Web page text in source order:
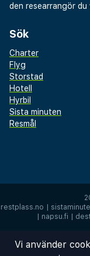
den researrangör
Sök
Charter
Flyg
Storstad
Hotell
Hyrbil
Sista minuten
Resmål
restplass.no |
| napsu.fi |
Vi använder